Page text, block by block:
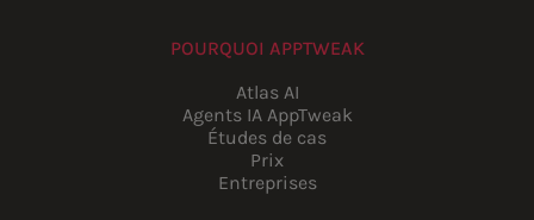
POURQUOI APPTWEAK
Atlas AI
Agents IA AppTweak
Études de cas
Prix
Entreprises